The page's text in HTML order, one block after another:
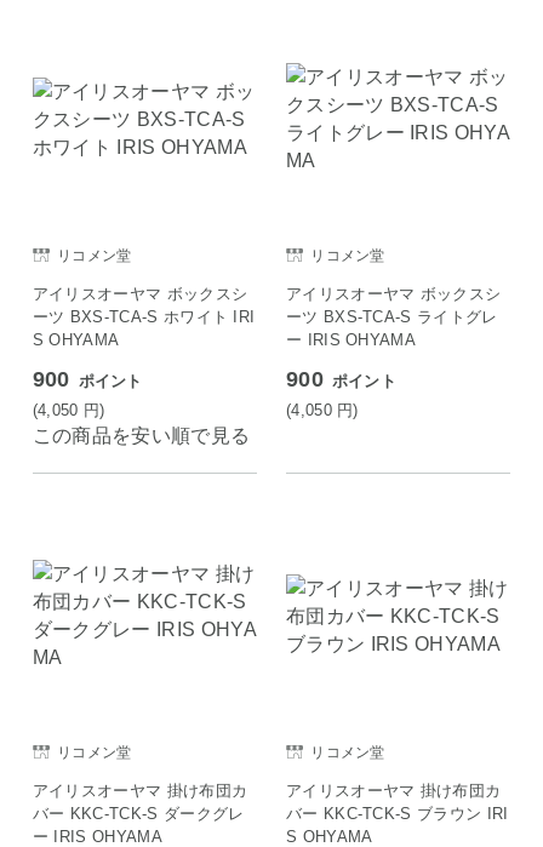
リコメン堂
アイリスオーヤマ ボックスシ
ーツ BXS-TCA-S ホワイト IRI
S OHYAMA
900 ポイント
(4,050 円)
この商品を安い順で見る
リコメン堂
アイリスオーヤマ ボックスシ
ーツ BXS-TCA-S ライトグレ
ー IRIS OHYAMA
900 ポイント
(4,050 円)
リコメン堂
アイリスオーヤマ 掛け布団カ
バー KKC-TCK-S ダークグレ
ー IRIS OHYAMA
リコメン堂
アイリスオーヤマ 掛け布団カ
バー KKC-TCK-S ブラウン IRI
S OHYAMA